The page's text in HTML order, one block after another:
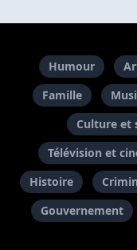
Humour
Famille
Culture et
Télévision et
Histoire
Gouvernement